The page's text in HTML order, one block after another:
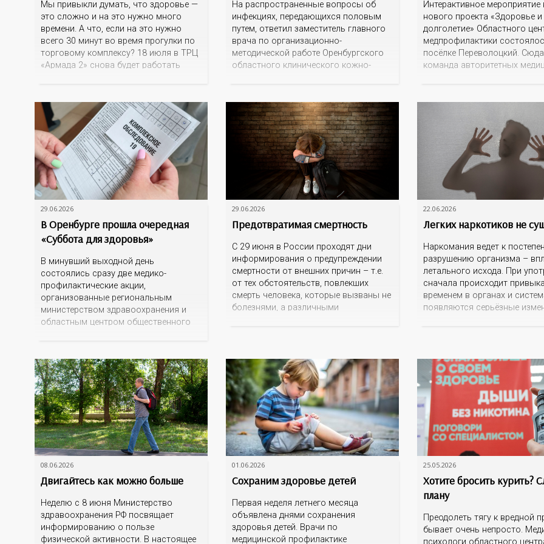
Мы привыкли думать, что здоровье —
это сложно и на это нужно много
времени. А что, если на это нужно
всего 30 минут во время прогулки по
торговому комплексу? 18 июля в ТРЦ
«Армада 2» снова будет работать
узнать главное о своем организме.
Уже традиционно на
На распространенные вопросы об
инфекциях, передающихся половым
путем, ответил заместитель главного
врача по организационно-
методической работе Оренбургского
областного клинического кожно-
заразиться инфекцией, передающейся
половым путем, после одного
незащищенного контакта? — Конечно,
можно. Вероятность зависит от того,
какая конкретно это инфекция, от
иммунного статуса, от ряда других
факторов, но, тем не
Интерактивное мероприятие
нового проекта «Здоровье и
долголетие» Областного
медпрофилактики
посёлке Переволоцкий.
команда авторитетных
предупредить заболевания и
В ДК «Геолог» собрались
переволочан. Уже на входе
«вооружили» подборкой
полезными рекомендациями.
29.06.2026
В Оренбурге прошла очередная
«Суббота для здоровья»
В минувший выходной день
состоялись сразу две медико-
профилактические акции,
организованные региональным
министерством здравоохранения и
областным центром общественного
Расширенную диспансеризацию
можно было пройти сразу в 5
поликлиниках областного центра.
Этим воспользовались 166
оренбуржцев. А более 200 человек
смогли совместить покупки с заботой
о здоровье. В ТРЦ «Армада
29.06.2026
Предотвратимая смертность
С 29 июня в России проходят дни
информирования о предупреждении
смертности от внешних причин – т.е.
от тех обстоятельств, повлекших
смерть человека, которые вызваны не
болезнями, а различными
этого класса — убийства,
самоубийства, разного рода
несчастные случаи, включая
транспортные происшествия,
случайные отравления, утопления
22.06.2026
Легких наркотиков не
Наркомания ведет к
разрушению организма –
летального исхода. При
сначала происходит
временем в органах и
появляются серьёзные
связанные с восприятием
Однажды попробовав…
случаи, когда после
наркотиков у человека
08.06.2026
Двигайтесь как можно больше
Неделю с 8 июня Министерство
здравоохранения РФ посвящает
информированию о пользе
физической активности. В настоящее
01.06.2026
Сохраним здоровье детей
Первая неделя летнего месяца
объявлена днями сохранения
здоровья детей. Врачи по
медицинской профилактике
25.05.2026
Хотите бросить курить?
плану
Преодолеть тягу к вредной
бывает очень непросто.
психологи областного